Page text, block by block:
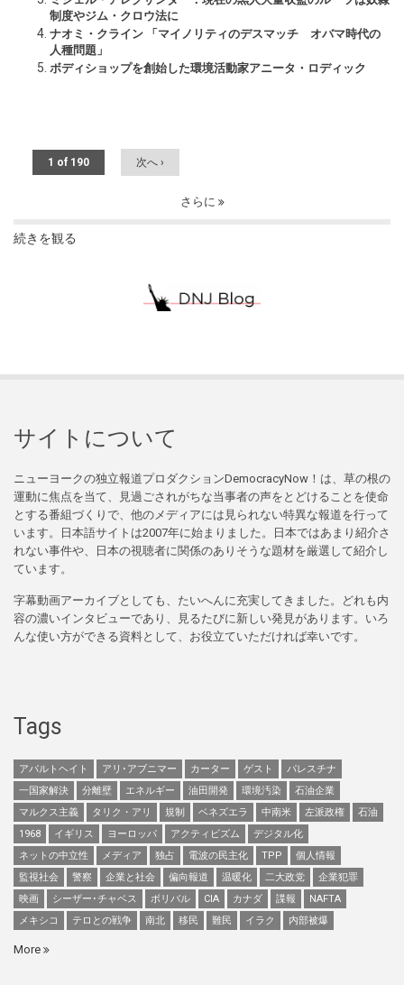
制度やジム・クロウ法に
ナオミ・クライン 「マイノリティのデスマッチ オバマ時代の
人種問題」
ボディショップを創始した環境活動家アニータ・ロディック
1 of 190 次へ ›
さらに
続きを観る
サイトについて
ニューヨークの独立報道プロダクションDemocracyNow！は、草の根の
運動に焦点を当て、見過ごされがちな当事者の声をとどけることを使命
とする番組づくりで、他のメディアには見られない特異な報道を行って
います。日本語サイトは2007年に始まりました。日本ではあまり紹介さ
れない事件や、日本の視聴者に関係のありそうな題材を厳選して紹介し
ています。
字幕動画アーカイブとしても、たいへんに充実してきました。どれも内
容の濃いインタビューであり、見るたびに新しい発見があります。いろ
んな使い方ができる資料として、お役立ていただければ幸いです。
Tags
アパルトヘイト アリ･アブニマー カーター ゲスト
パレスチナ
一国家解決
分離壁 エネルギー 油田開発 環境汚染
石油企業
マルクス主義
タリク・アリ 規制 ベネズエラ 中南米 左派政権
石油
1968
イギリス ヨーロッパ アクティビズム
デジタル化
ネットの中立性
メディア 独占 電波の民主化 TPP
個人情報
監視社会
警察 企業と社会 偏向報道 温暖化 二大政党
企業犯罪
映画
シーザー･チャベス ボリバル CIA カナダ 諜報
NAFTA
メキシコ
テロとの戦争 南北 移民 難民 イラク 内部被爆
More